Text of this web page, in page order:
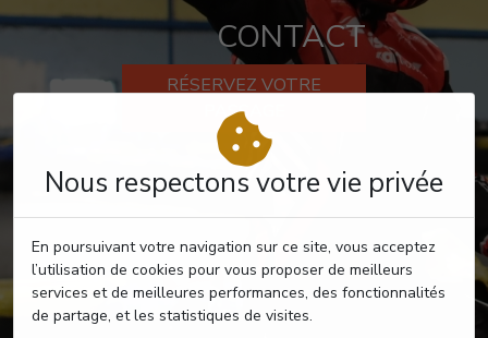
Nous respectons votre vie privée
En poursuivant votre navigation sur ce site, vous acceptez
l’utilisation de cookies pour vous proposer de meilleurs
services et de meilleures performances, des fonctionnalités
de partage, et les statistiques de visites.
CONTACT
RÉSERVEZ VOTRE
PASSAGE